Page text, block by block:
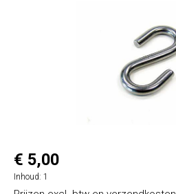
€ 5,00
Inhoud: 1